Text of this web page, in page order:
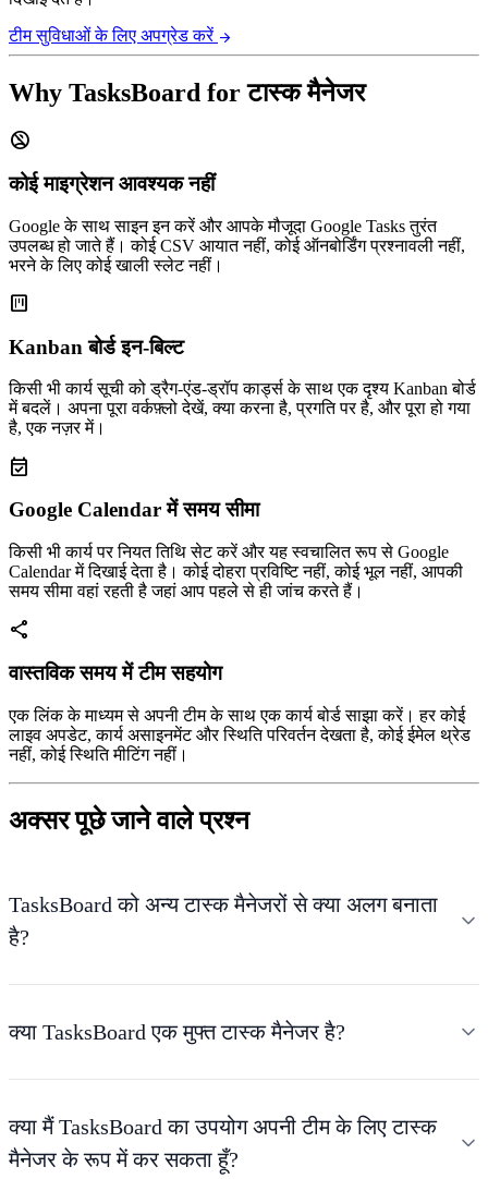
टीम सुविधाओं के लिए अपग्रेड करें arrow_forward
Why TasksBoard for टास्क मैनेजर
no_accounts
कोई माइग्रेशन आवश्यक नहीं
Google के साथ साइन इन करें और आपके मौजूदा Google Tasks तुरंत
उपलब्ध हो जाते हैं। कोई CSV आयात नहीं, कोई ऑनबोर्डिंग प्रश्नावली नहीं,
भरने के लिए कोई खाली स्लेट नहीं।
view_kanban
Kanban बोर्ड इन-बिल्ट
किसी भी कार्य सूची को ड्रैग-एंड-ड्रॉप कार्ड्स के साथ एक दृश्य Kanban बोर्ड
में बदलें। अपना पूरा वर्कफ़्लो देखें, क्या करना है, प्रगति पर है, और पूरा हो गया
है, एक नज़र में।
event_available
Google Calendar में समय सीमा
किसी भी कार्य पर नियत तिथि सेट करें और यह स्वचालित रूप से Google
Calendar में दिखाई देता है। कोई दोहरा प्रविष्टि नहीं, कोई भूल नहीं, आपकी
समय सीमा वहां रहती है जहां आप पहले से ही जांच करते हैं।
share
वास्तविक समय में टीम सहयोग
एक लिंक के माध्यम से अपनी टीम के साथ एक कार्य बोर्ड साझा करें। हर कोई
लाइव अपडेट, कार्य असाइनमेंट और स्थिति परिवर्तन देखता है, कोई ईमेल थ्रेड
नहीं, कोई स्थिति मीटिंग नहीं।
अक्सर पूछे जाने वाले प्रश्न
TasksBoard को अन्य टास्क मैनेजरों से क्या अलग बनाता
है?
क्या TasksBoard एक मुफ्त टास्क मैनेजर है?
क्या मैं TasksBoard का उपयोग अपनी टीम के लिए टास्क
मैनेजर के रूप में कर सकता हूँ?